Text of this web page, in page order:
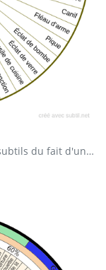
Objets éthériques présents sur les corps subtils du fait d'une mort violente, une attaque de magie noire ou une intervention chirurgicale.